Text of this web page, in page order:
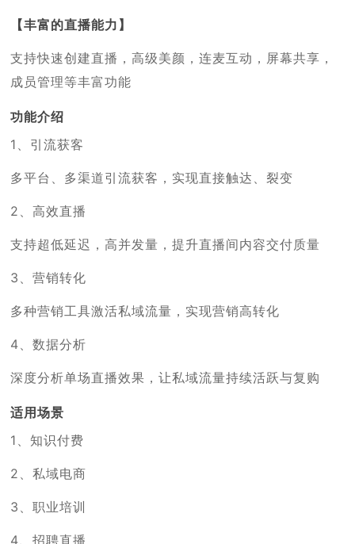
【丰富的直播能力】
支持快速创建直播，高级美颜，连麦互动，屏幕共享，
成员管理等丰富功能
功能介绍
1、引流获客
多平台、多渠道引流获客，实现直接触达、裂变
2、高效直播
支持超低延迟，高并发量，提升直播间内容交付质量
3、营销转化
多种营销工具激活私域流量，实现营销高转化
4、数据分析
深度分析单场直播效果，让私域流量持续活跃与复购
适用场景
1、知识付费
2、私域电商
3、职业培训
4、招聘直播